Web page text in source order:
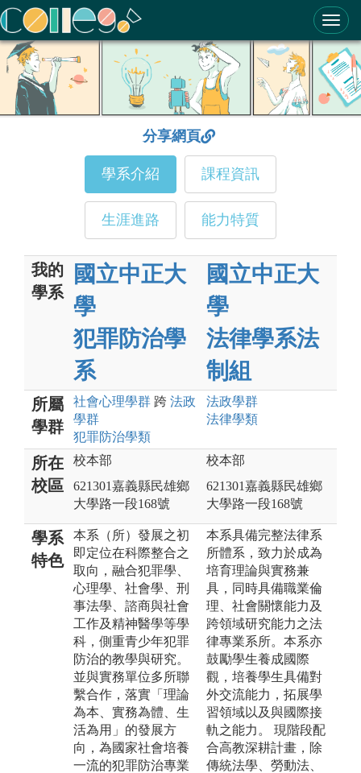
ColleGo! 大學選才與高中育才輔助系統
分享網頁
學系介紹 課程資訊
生涯進路 能力特質
我的
學系
國立中正大
學
犯罪防治學
系
國立中正大
學
法律學系法
制組
所屬
學群
社會心理學群 跨 法政
學群
犯罪防治學類
法政學群
法律學類
所在
校區
校本部
621301嘉義縣民雄鄉
大學路一段168號
校本部
621301嘉義縣民雄鄉
大學路一段168號
學系
特色
本系（所）發展之初
即定位在科際整合之
取向，融合犯罪學、
心理學、社會學、刑
事法學、諮商與社會
工作及精神醫學等學
科，側重青少年犯罪
防治的教學與研究。
並與實務單位多所聯
繫合作，落實「理論
為本、實務為體、生
活為用」的發展方
向，為國家社會培養
一流的犯罪防治專業
本系具備完整法律系
所體系，致力於成為
培育理論與實務兼
具，同時具備職業倫
理、社會關懷能力及
跨領域研究能力之法
律專業系所。本系亦
鼓勵學生養成國際
觀，培養學生具備對
外交流能力，拓展學
習領域以及與國際接
軌之能力。 現階段配
合高教深耕計畫，除
傳統法學、勞動法、